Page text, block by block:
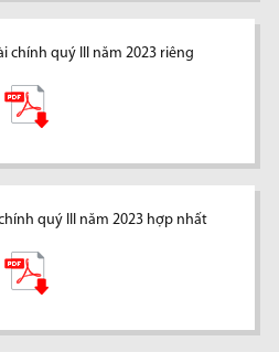
chính quý III năm 2023 riêng
quý III năm 2023 hợp nhất